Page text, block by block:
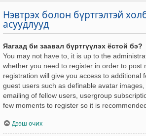
Нэвтрэх болон бүртгэлтэй
асуудлууд
Яагаад би заавал бүртгүүлэх ёстой бэ?
You may not have to, it is up to the
whether you need to register in order to post
registration will give you access to additional
guest users such as definable avatar images,
emailing of fellow users, usergroup
few moments to register so it is
Дээш очих